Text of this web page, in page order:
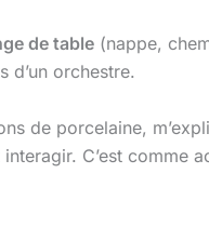
de table (nappe,
d’un orchestre.
de porcelaine,
C’est comme